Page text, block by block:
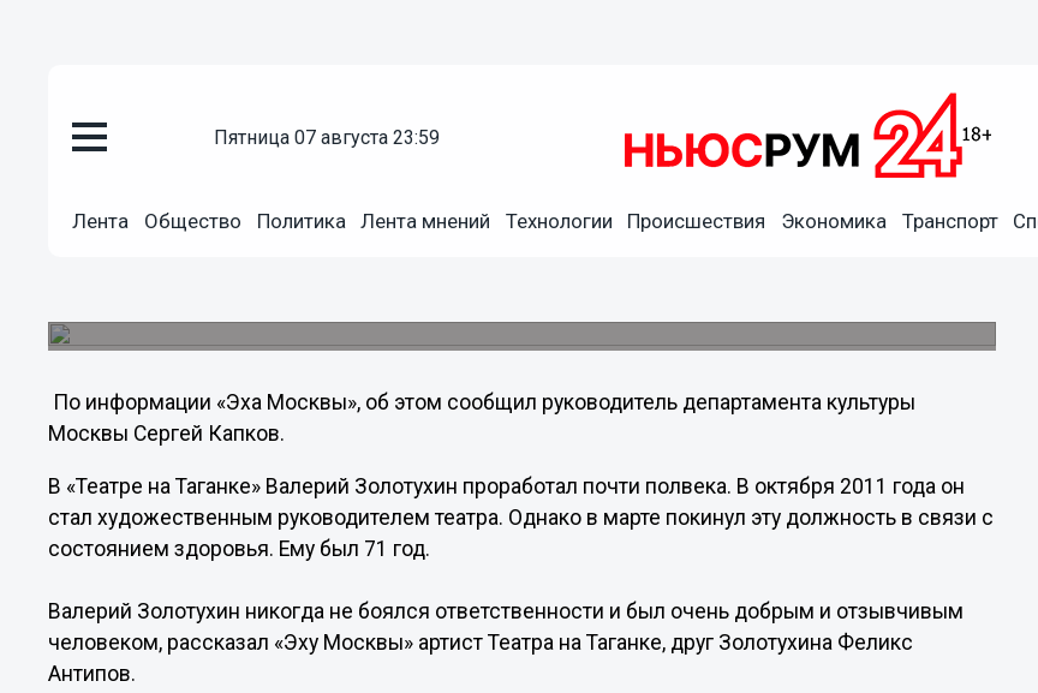
пятница 07 августа 23:59
Лента Общество Политика Лента мнений Технологии Происшествия Экономика Транспорт
По информации «Эха Москвы», об этом сообщил руководитель департамента культуры
Москвы Сергей Капков.
В «Театре на Таганке» Валерий Золотухин проработал почти полвека. В октября 2011 года он
стал художественным руководителем театра. Однако в марте покинул эту должность в связи с
состоянием здоровья. Ему был 71 год.
Валерий Золотухин никогда не боялся ответственности и был очень добрым и отзывчивым
человеком, рассказал «Эху Москвы» артист Театра на Таганке, друг Золотухина Феликс
Антипов.